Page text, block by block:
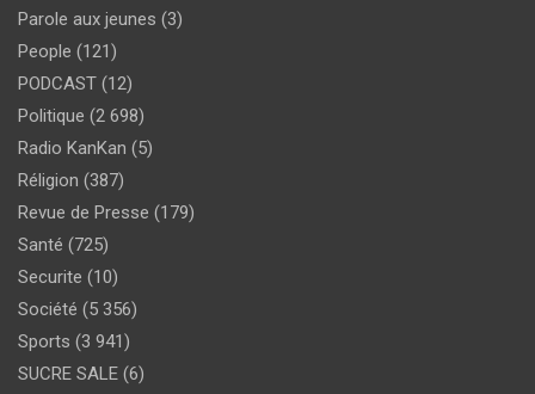
Parole aux jeunes (3)
People (121)
PODCAST (12)
Politique (2 698)
Radio KanKan (5)
Réligion (387)
Revue de Presse (179)
Santé (725)
Securite (10)
Société (5 356)
Sports (3 941)
SUCRE SALE (6)